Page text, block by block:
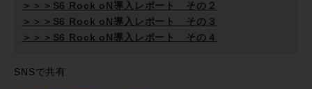
＞＞＞S6 Rock oN導入レポート その２
＞＞＞S6 Rock oN導入レポート その３
＞＞＞S6 Rock oN導入レポート その４
SNSで共有